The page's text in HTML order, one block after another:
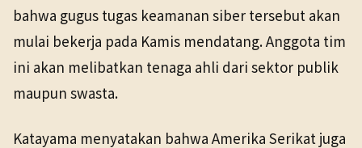
bahwa gugus tugas keamanan siber tersebut akan
mulai bekerja pada Kamis mendatang. Anggota tim
ini akan melibatkan tenaga ahli dari sektor publik
maupun swasta.
Katayama menyatakan bahwa Amerika Serikat juga